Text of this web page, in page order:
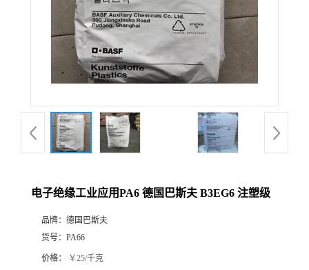
电子绝缘工业应用PA6 德国巴斯夫 B3EG6 注塑级
品牌： 德国巴斯夫
货号： PA66
价格： ￥25/千克